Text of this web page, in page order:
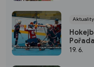
Aktuality
rekordy
19. 6.